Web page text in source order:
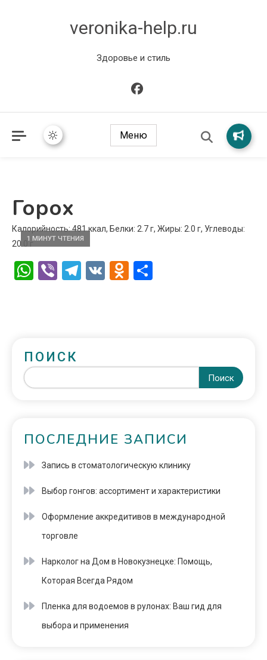
veronika-help.ru
Здоровье и стиль
Меню
Горох
1 МИНУТ ЧТЕНИЯ
Калорийность: 481 ккал, Белки: 2.7 г, Жиры: 2.0 г, Углеводы:
20.0 г
WhatsApp
ViberTelegram
VK Odnoklassniki
ПОИСК
Поиск
ПОСЛЕДНИЕ ЗАПИСИ
Запись в стоматологическую клинику
Выбор гонгов: ассортимент и характеристики
Оформление аккредитивов в международной
торговле
Нарколог на Дом в Новокузнецке: Помощь,
Которая Всегда Рядом
Пленка для водоемов в рулонах: Ваш гид для
выбора и применения